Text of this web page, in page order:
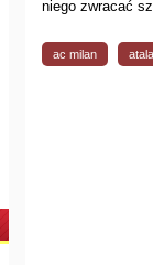
niego zwracać
ac milan